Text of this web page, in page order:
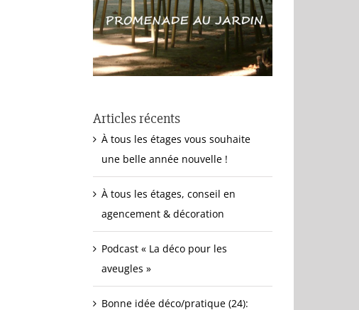
Articles récents
À tous les étages vous souhaite
une belle année nouvelle !
À tous les étages, conseil en
agencement & décoration
Podcast « La déco pour les
aveugles »
Bonne idée déco/pratique (24):